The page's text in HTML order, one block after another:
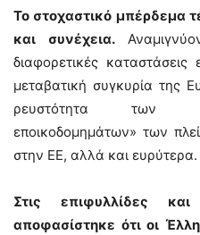
Το στοχαστικό μπέρδεμα
και συνέχεια.
διαφορετικές
μεταβατική συγκυρία της
ρευστότητα των
εποικοδομημάτων» των
στην ΕΕ, αλλά και ευρύτερα.
Στις επιφυλλίδες
αποφασίστηκε ότι οι